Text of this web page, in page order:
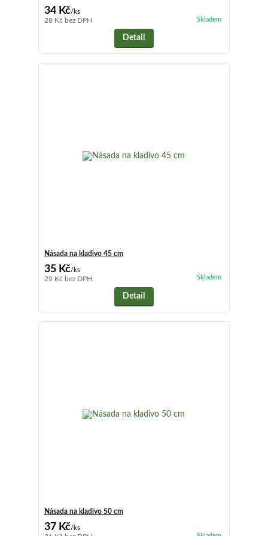
34 Kč/ks
28 Kč bez DPH Skladem
Detail
Násada na kladivo 45 cm
35 Kč/ks
29 Kč bez DPH Skladem
Detail
Násada na kladivo 50 cm
37 Kč/ks